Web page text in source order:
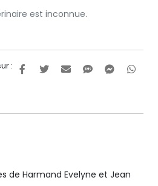
est inconnue.
:
de Harmand Evelyne et Jean